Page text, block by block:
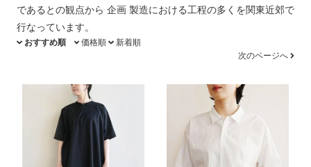
であるとの観点から 企画 製造における工程の多くを関東近郊で
行なっています。
おすすめ順 価格順
新着順
次のページへ